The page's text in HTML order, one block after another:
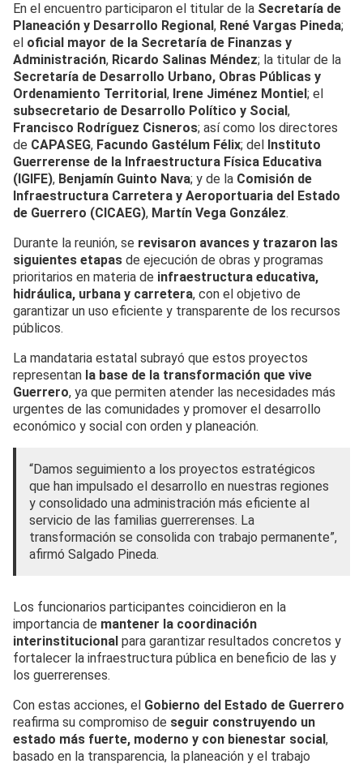
En el encuentro participaron el titular de la Secretaría de
Planeación y Desarrollo Regional, René Vargas Pineda;
el oficial mayor de la Secretaría de Finanzas y
Administración, Ricardo Salinas Méndez; la titular de la
Secretaría de Desarrollo Urbano, Obras Públicas y
Ordenamiento Territorial, Irene Jiménez Montiel; el
subsecretario de Desarrollo Político y Social,
Francisco Rodríguez Cisneros; así como los directores
de CAPASEG, Facundo Gastélum Félix; del Instituto
Guerrerense de la Infraestructura Física Educativa
(IGIFE), Benjamín Guinto Nava; y de la Comisión de
Infraestructura Carretera y Aeroportuaria del Estado
de Guerrero (CICAEG), Martín Vega González.
Durante la reunión, se revisaron avances y trazaron las
siguientes etapas de ejecución de obras y programas
prioritarios en materia de infraestructura educativa,
hidráulica, urbana y carretera, con el objetivo de
garantizar un uso eficiente y transparente de los recursos
públicos.
La mandataria estatal subrayó que estos proyectos
representan la base de la transformación que vive
Guerrero, ya que permiten atender las necesidades más
urgentes de las comunidades y promover el desarrollo
económico y social con orden y planeación.
“Damos seguimiento a los proyectos estratégicos
que han impulsado el desarrollo en nuestras regiones
y consolidado una administración más eficiente al
servicio de las familias guerrerenses. La
transformación se consolida con trabajo permanente”,
afirmó Salgado Pineda.
Los funcionarios participantes coincidieron en la
importancia de mantener la coordinación
interinstitucional para garantizar resultados concretos y
fortalecer la infraestructura pública en beneficio de las y
los guerrerenses.
Con estas acciones, el Gobierno del Estado de Guerrero
reafirma su compromiso de seguir construyendo un
estado más fuerte, moderno y con bienestar social,
basado en la transparencia, la planeación y el trabajo